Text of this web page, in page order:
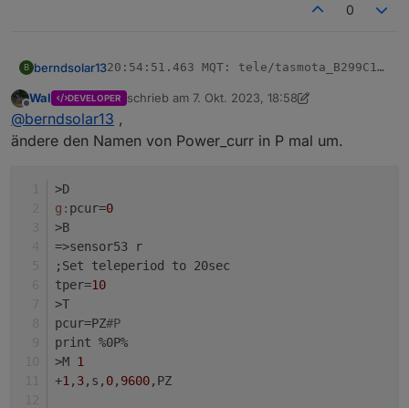
0
B berndsolar1320:54:51.463 MQT: tele/tasmota_B299C1/
20:54:52.184 ???
20:54:52.894 ???
20:54:53.585 ???
nur ??? :D
Offline
Wal DEVELOPER schrieb am 7. Okt. 2023, 18:58
zuletzt editiert von Wal10. Juli 2023, 20:58
@berndsolar13 ,
ändere den Namen von Power_curr in P mal um.
>D
g: pcur=0
>B
=>sensor53 r
;Set teleperiod to 20sec
tper=10
>T
pcur=PZ#P
print %0P%
>M 1
+1, 3,s, 0, 9600,PZ